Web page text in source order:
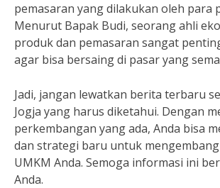
pemasaran yang dilakukan oleh para
Menurut Bapak Budi, seorang ahli
produk dan pemasaran sangat
agar bisa bersaing di pasar yang
Jadi, jangan lewatkan berita terbaru
Jogja yang harus diketahui. Dengan
perkembangan yang ada, Anda bisa
dan strategi baru untuk
UMKM Anda. Semoga informasi ini
Anda.